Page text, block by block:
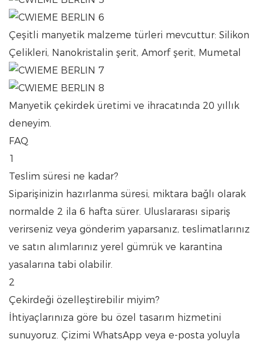
Çeşitli manyetik malzeme türleri mevcuttur: Silikon
Çelikleri, Nanokristalin şerit, Amorf şerit, Mumetal
Manyetik çekirdek üretimi ve ihracatında 20 yıllık
deneyim.
FAQ
1
Teslim süresi ne kadar?
Siparişinizin hazırlanma süresi, miktara bağlı olarak
normalde 2 ila 6 hafta sürer. Uluslararası sipariş
verirseniz veya gönderim yaparsanız, teslimatlarınız
ve satın alımlarınız yerel gümrük ve karantina
yasalarına tabi olabilir.
2
Çekirdeği özelleştirebilir miyim?
İhtiyaçlarınıza göre bu özel tasarım hizmetini
sunuyoruz. Çizimi WhatsApp veya e-posta yoluyla